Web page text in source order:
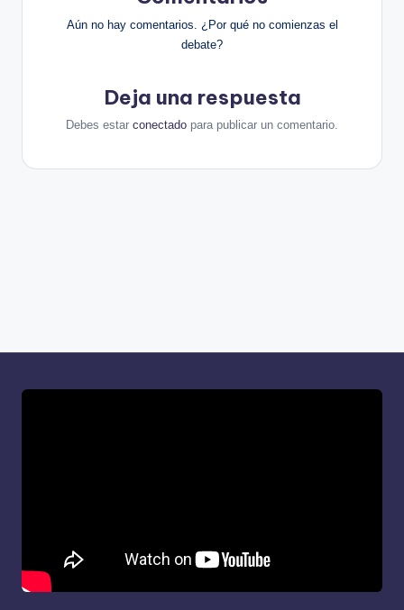
Aún no hay comentarios. ¿Por qué no comienzas el
debate?
Deja una respuesta
Debes estar conectado para publicar un comentario.